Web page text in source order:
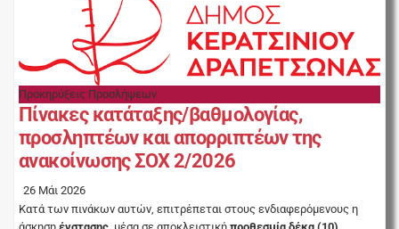
Προκηρύξεις Προσλήψεων
Πίνακες κατάταξης/βαθμολογίας,
προσληπτέων και απορριπτέων της
ανακοίνωσης ΣΟΧ 2/2026
26 Μάι 2026
Κατά των πινάκων αυτών, επιτρέπεται στους ενδιαφερόμενους η